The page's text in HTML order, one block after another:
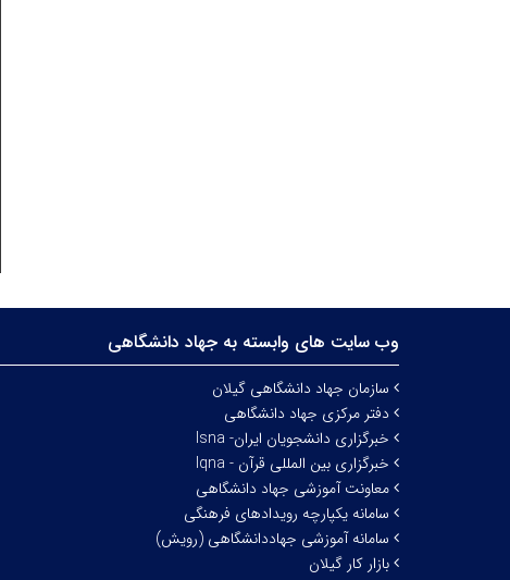
وب سایت های وابسته به جهاد دانشگاهی
سازمان جهاد دانشگاهی گیلان
دفتر مرکزی جهاد دانشگاهی
خبرگزاری دانشجویان ایران- Isna
خبرگزاری بین المللی قرآن - Iqna
معاونت آموزشی جهاد دانشگاهی
سامانه یکپارچه رویدادهای فرهنگی
سامانه آموزشی جهاددانشگاهی (رویش)
بازار کار گیلان